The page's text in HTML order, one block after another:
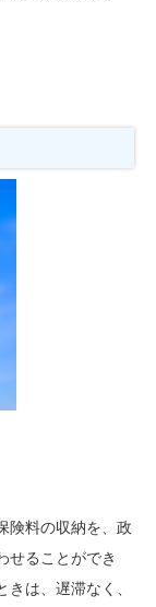
険料の収納を、政
せることができ
は、遅滞なく、